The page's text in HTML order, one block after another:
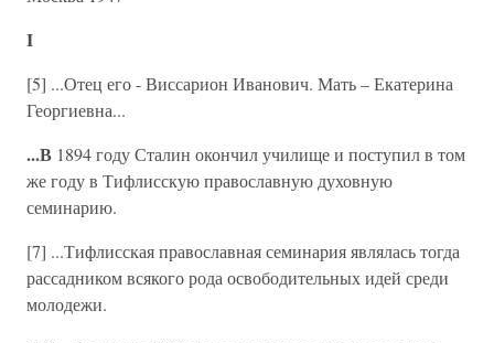
I
[5] ...Отец его - Виссарион Иванович. Мать – Екатерина
Георгиевна...
...В 1894 году Сталин окончил училище и поступил в том
же году в Тифлисскую православную духовную
семинарию.
[7] ...Тифлисская православная семинария являлась тогда
рассадником всякого рода освободительных идей среди
молодежи.